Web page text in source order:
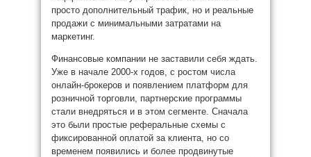
просто дополнительный трафик, но и реальные
продажи с минимальными затратами на
маркетинг.
Финансовые компании не заставили себя ждать.
Уже в начале 2000-х годов, с ростом числа
онлайн-брокеров и появлением платформ для
розничной торговли, партнерские программы
стали внедряться и в этом сегменте. Сначала
это были простые реферальные схемы с
фиксированной оплатой за клиента, но со
временем появились и более продвинутые